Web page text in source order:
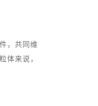
，共同维
体来说，